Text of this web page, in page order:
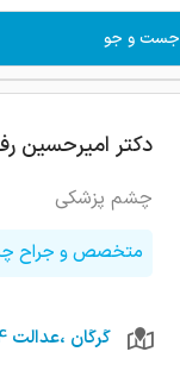
جست و جو
دکتر امیرحسین
چشم پزشکی
متخصص و جراح
گرگان ،عدالت 14، مجتمع ایمان ، طبقه اول